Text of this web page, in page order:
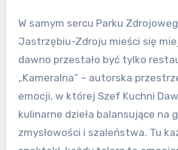
W samym sercu Parku Zdrojowego w
Jastrzębiu-Zdroju mieści się
dawno przestało być tylko
„Kameralna” – autorska
emocji, w której Szef Kuchni
kulinarne dzieła balansujące na
zmysłowości i szaleństwa. Tu